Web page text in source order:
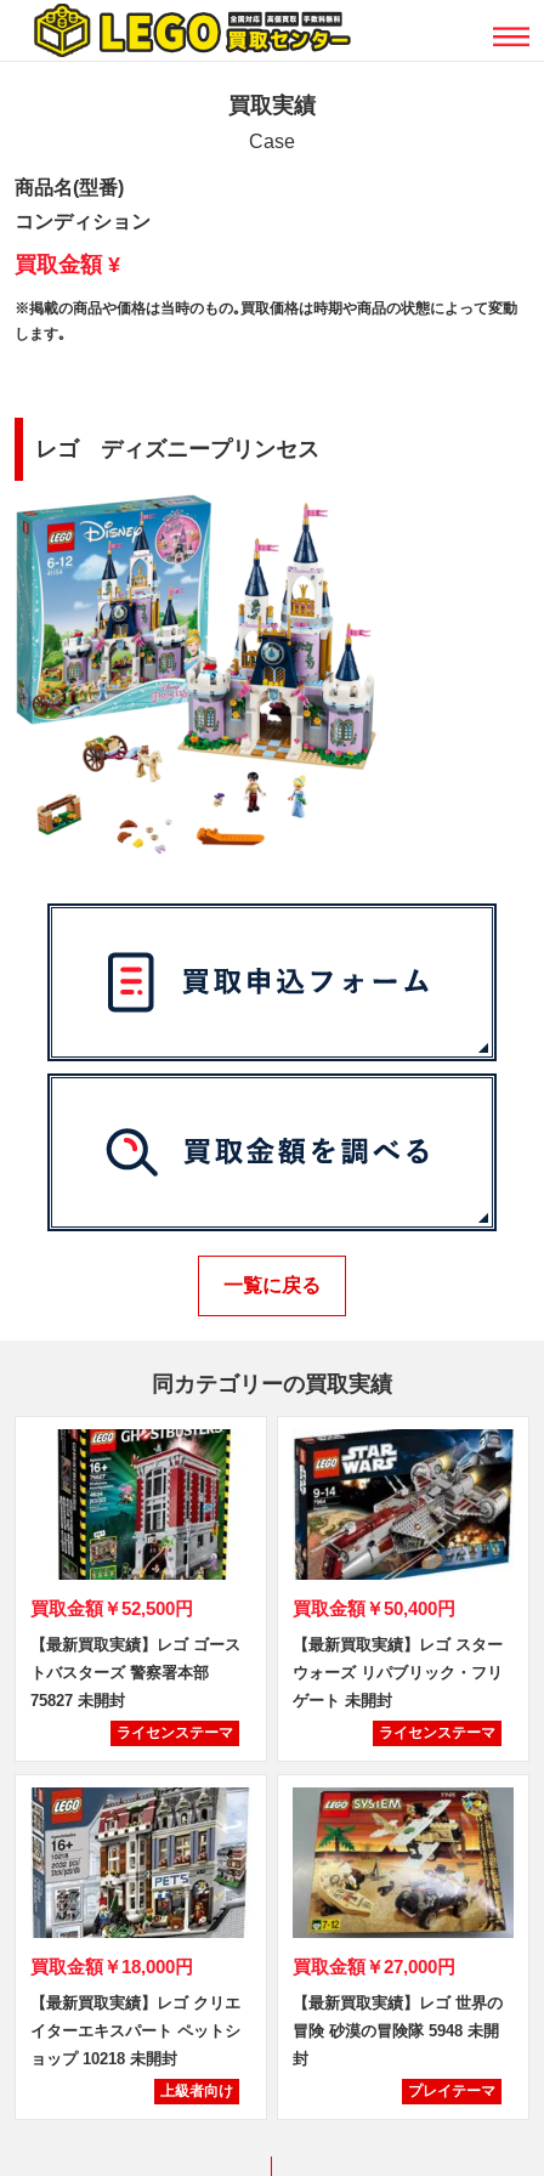
買取実績
Case
商品名(型番)
コンディション
買取金額 ¥
※掲載の商品や価格は当時のもの｡買取価格は時期や商品の状態によって変動
します｡
レゴ ディズニープリンセス
一覧に戻る
同カテゴリーの買取実績
買取金額￥52,500円
【最新買取実績】レゴ ゴース
トバスターズ 警察署本部
75827 未開封
ライセンステーマ
買取金額￥50,400円
【最新買取実績】レゴ スター
ウォーズ リパブリック・フリ
ゲート 未開封
ライセンステーマ
買取金額￥18,000円
【最新買取実績】レゴ クリエ
イターエキスパート ペットシ
ョップ 10218 未開封
上級者向け
買取金額￥27,000円
【最新買取実績】レゴ 世界の
冒険 砂漠の冒険隊 5948 未開
封
プレイテーマ